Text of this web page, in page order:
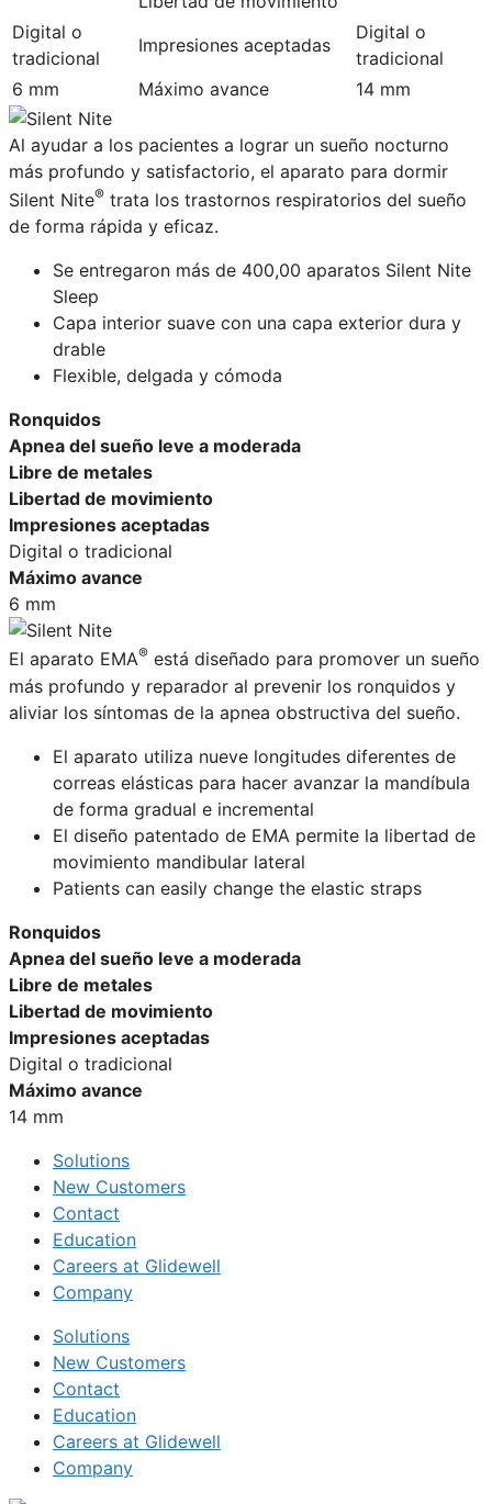
Digital o
tradicional
Impresiones aceptadas
Digital o
tradicional
6 mm
Máximo avance 14 mm
Al ayudar a los pacientes a lograr un sueño nocturno
más profundo y satisfactorio, el aparato para dormir
Silent Nite® trata los trastornos respiratorios del sueño
de forma rápida y eficaz.
Se entregaron más de 400,00 aparatos Silent Nite
Sleep
Capa interior suave con una capa exterior dura y
drable
Flexible, delgada y cómoda
Ronquidos
Apnea del sueño leve a moderada
Libre de metales
Libertad de movimiento
Impresiones aceptadas
Digital o tradicional
Máximo avance
6 mm
El aparato EMA® está diseñado para promover un sueño
más profundo y reparador al prevenir los ronquidos y
aliviar los síntomas de la apnea obstructiva del sueño.
El aparato utiliza nueve longitudes diferentes de
correas elásticas para hacer avanzar la mandíbula
de forma gradual e incremental
El diseño patentado de EMA permite la libertad de
movimiento mandibular lateral
Patients can easily change the elastic straps
Ronquidos
Apnea del sueño leve a moderada
Libre de metales
Libertad de movimiento
Impresiones aceptadas
Digital o tradicional
Máximo avance
14 mm
Solutions
New Customers
Contact
Education
Careers at Glidewell
Company
Solutions
New Customers
Contact
Education
Careers at Glidewell
Company